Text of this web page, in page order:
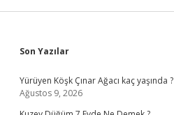
Sidebar
Son Yazılar
Yürüyen Köşk Çınar Ağacı kaç yaşında ?
Ağustos 9, 2026